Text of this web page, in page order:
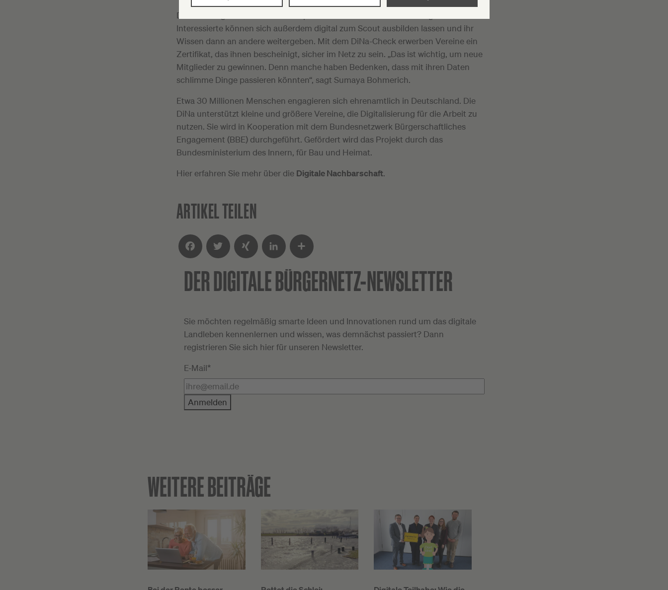
Die Nachfrage nach den Workshops und den Online-Seminaren ist groß.
Interessierte können sich außerdem digital zum Scout ausbilden lassen und ihr
Wissen dann an andere weitergeben. Mit dem DiNa-Check erwerben Vereine ein
Zertifikat, das ihnen bescheinigt, sicher im Netz zu sein. „Das ist wichtig, um neue
Mitglieder zu gewinnen. Denn manche haben Bedenken, dass mit ihren Daten
schlimme Dinge passieren könnten“, sagt Sumaya Bohmerich.
Etwa 30 Millionen Menschen engagieren sich ehrenamtlich in Deutschland. Die
DiNa unterstützt kleine und größere Vereine, die Digitalisierung für die Arbeit zu
nutzen. Sie wird in Kooperation mit dem Bundesnetzwerk Bürgerschaftliches
Engagement (BBE) durchgeführt. Gefördert wird das Projekt durch das
Bundesministerium des Innern, für Bau und Heimat.
Hier erfahren Sie mehr über die Digitale Nachbarschaft.
ARTIKEL TEILEN
FacebookTwitter XING LinkedInTeilen
DER DIGITALEBÜRGERNETZ-NEWSLETTER
Sie möchten regelmäßig smarte Ideen und Innovationen rund um das digitale
Landleben kennenlernen und wissen, was demnächst passiert? Dann
registrieren Sie sich hier für unseren Newsletter.
E-Mail*
Anmelden
WEITERE BEITRÄGE